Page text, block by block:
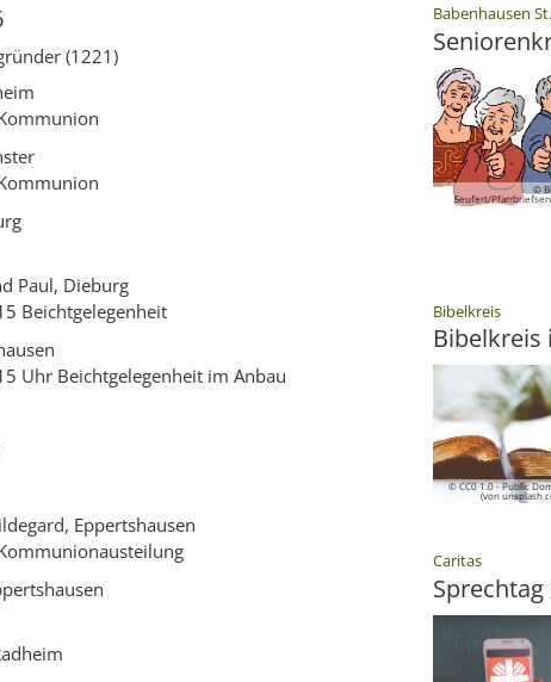
(1221)
Paul, Dieburg
Beichtgelegenheit
Uhr Beichtgelegenheit im Anbau
Eppertshausen
Babenhausen
©
Seufert/
Bibelkreis:
Bibelkreis
© CC0 1.0 - Public
(von
Caritas: